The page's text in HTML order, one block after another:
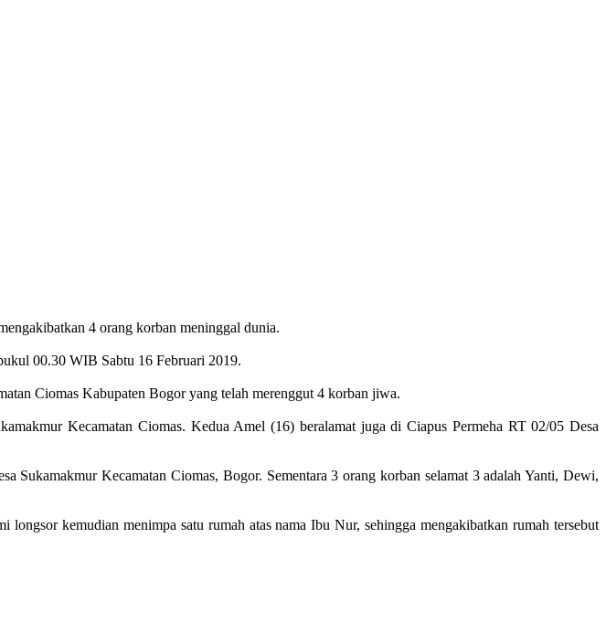
4 orang korban meninggal dunia.
00.30 WIB Sabtu 16 Februari 2019.
Ciomas Kabupaten Bogor yang telah merenggut 4 korban jiwa.
Kecamatan Ciomas. Kedua Amel (16) beralamat juga di Ciapus Permeha RT 02/05 Desa
Kecamatan Ciomas, Bogor. Sementara 3 orang korban selamat 3 adalah Yanti, Dewi,
kemudian menimpa satu rumah atas nama Ibu Nur, sehingga mengakibatkan rumah tersebut